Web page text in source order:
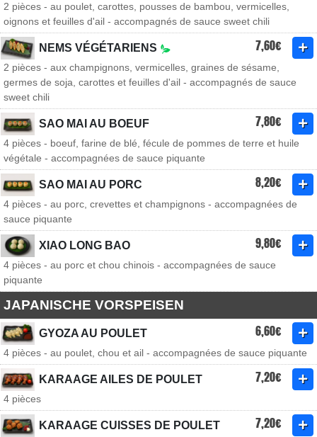
2 pièces - au poulet, carottes, pousses de bambou, vermicelles,
oignons et feuilles d'ail - accompagnés de sauce sweet chili
NEMS VÉGÉTARIENS 7,60€
2 pièces - aux champignons, vermicelles, graines de sésame,
germes de soja, carottes et feuilles d'ail - accompagnés de sauce
sweet chili
SAO MAI AU BOEUF 7,80€
4 pièces - boeuf, farine de blé, fécule de pommes de terre et huile
végétale - accompagnées de sauce piquante
SAO MAI AU PORC 8,20€
4 pièces - au porc, crevettes et champignons - accompagnées de
sauce piquante
XIAO LONG BAO 9,80€
4 pièces - au porc et chou chinois - accompagnées de sauce
piquante
JAPANISCHE VORSPEISEN
GYOZA AU POULET 6,60€
4 pièces - au poulet, chou et ail - accompagnées de sauce piquante
KARAAGE AILES DE POULET 7,20€
4 pièces
KARAAGE CUISSES DE POULET 7,20€